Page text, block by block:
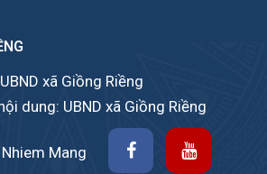
xã Giồng Riềng
dung: UBND xã Giồng Riềng